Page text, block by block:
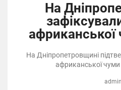
На
На Дніпропетровщині
африканської
admin